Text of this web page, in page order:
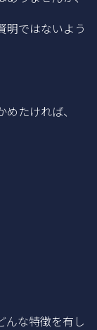
明ではないよう
たければ、
んな特徴を有し